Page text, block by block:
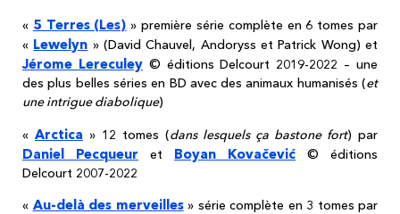
« 5 Terres (Les) » première série complète en 6 tomes par
« Lewelyn » (David Chauvel, Andoryss et Patrick Wong) et
Jérome Lereculey© éditions Delcourt 2019-2022 – une
des plus belles séries en BD avec des animaux humanisés (et
une intrigue diabolique)
« Arctica » 12 tomes (dans lesquels ça bastone fort) par
Daniel Pecqueur et Boyan Kovačević © éditions
Delcourt 2007-2022
« Au-delà des merveilles» série complète en 3 tomes par